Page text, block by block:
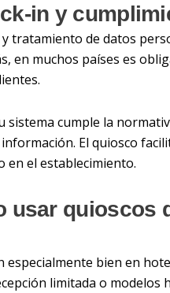
in y
tratamiento de datos
en muchos países es
sistema cumple la
El quiosco
en el establecimiento.
usar quioscos
especialmente bien en
limitada o modelos